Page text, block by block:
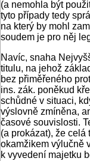
(a nemohla být
tyto případy tedy
na který by mohl
soudem je pro něj
Navíc, snaha
titulu, na jehož
bez přiměřeného
ins. zák. poněkud
schůdné v situaci,
výslovně zmíněna,
časové souvislosti.
(a prokázat), že celá
okamžikem výlučně
k vyvedení majetku